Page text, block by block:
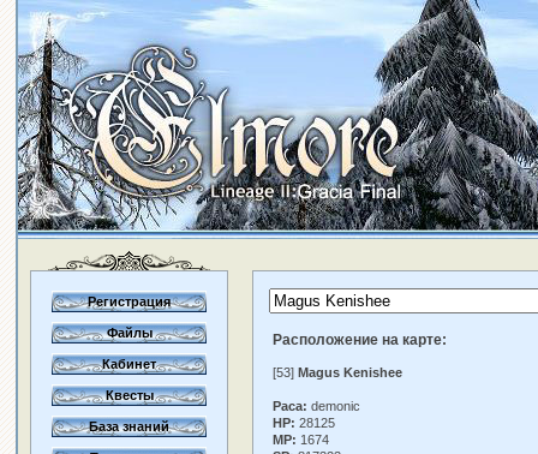
Регистрация
Файлы
Кабинет
Квесты
База знаний
Расположение на карте:
[53] Magus Kenishee
Раса: demonic
HP: 28125
MP: 1674